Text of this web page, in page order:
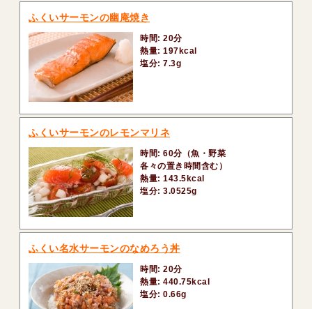
ふくいサーモンの幽庵焼き
時間: 20分
熱量: 197kcal
塩分: 7.3g
ふくいサーモンのレモンマリネ
時間: 60分（魚・野菜
各々の置き時間含む）
熱量: 143.5kcal
塩分: 3.0525g
ふくい名水サーモンのなめろう丼
時間: 20分
熱量: 440.75kcal
塩分: 0.66g